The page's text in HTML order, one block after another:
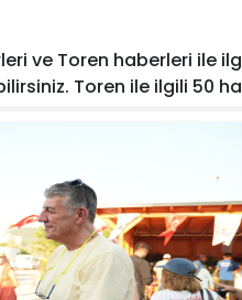
ve Toren haberleri ile
Toren ile ilgili 50